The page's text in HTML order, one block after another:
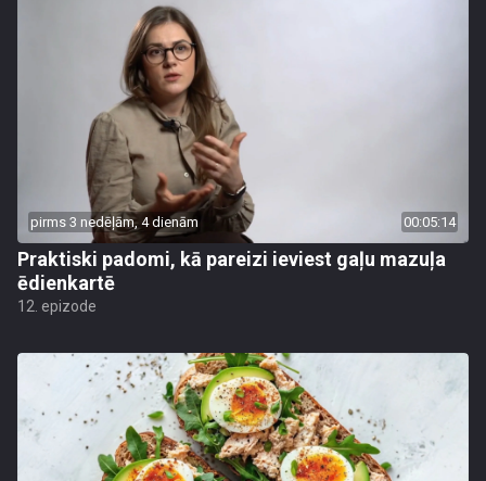
pirms 3 nedēļām, 4 dienām 00:05:14
Praktiski padomi, kā pareizi ieviest gaļu mazuļa
ēdienkartē
12. epizode